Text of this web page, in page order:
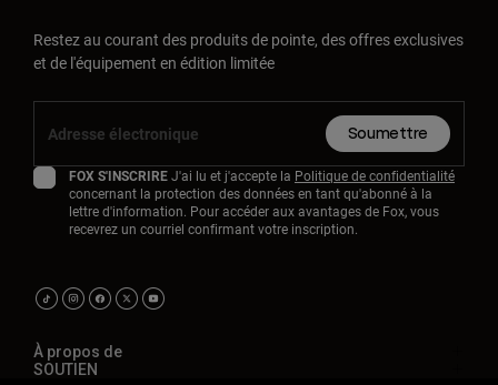
Restez au courant des produits de pointe, des offres exclusives
et de l'équipement en édition limitée
Soumettre
FOX S'INSCRIREJ'ai lu et j'accepte la Politique de confidentialité
concernant la protection des données en tant qu'abonné à la
lettre d'information. Pour accéder aux avantages de Fox, vous
recevrez un courriel confirmant votre inscription.
À propos de
SOUTIEN